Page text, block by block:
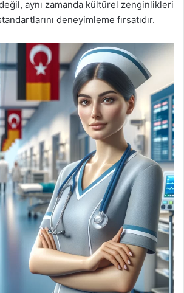
aynı zamanda kültürel zenginlikleri
deneyimleme fırsatıdır.